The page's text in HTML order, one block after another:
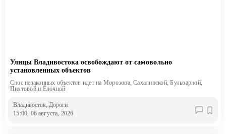
Улицы Владивостока освобождают от самовольно
установленных объектов
Снос незаконных объектов идет на Морозова, Сахалинской, Бульварной,
Пихтовой и Ёлочной
Владивосток , Дороги
15:00, 06 августа, 2026